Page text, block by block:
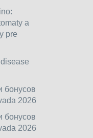
a
pre
бонусов
2026
бонусов
2026